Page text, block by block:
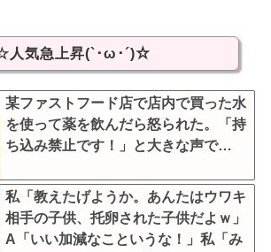
人気急上昇(`･ω･´)☆
某ファストフード店で店内で買った水
を使って薬を飲んだら怒られた。「持
ち込み禁止です！」と大きな声で…
私「教えたげようか。あんたはウワキ
相手の子供、托卵された子供だよｗ」
A「いい加減なこというな！」私「み